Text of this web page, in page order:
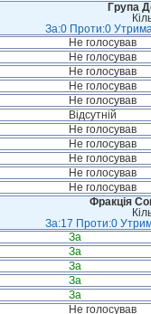
Група
За:0 Проти:0
Не голосував
Не голосував
Не голосував
Не голосував
Не голосував
Відсутній
Не голосував
Не голосував
Не голосував
Не голосував
Не голосував
Фракція
За:17 Проти:0
За
За
За
За
За
Не голосував